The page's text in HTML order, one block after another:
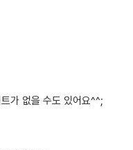
가 없을 수도 있어요^^;